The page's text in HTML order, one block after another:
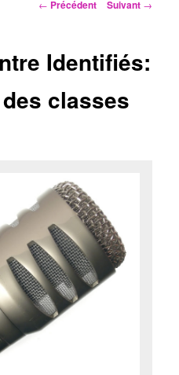
← Précédent Suivant →
Identifiés:
classes